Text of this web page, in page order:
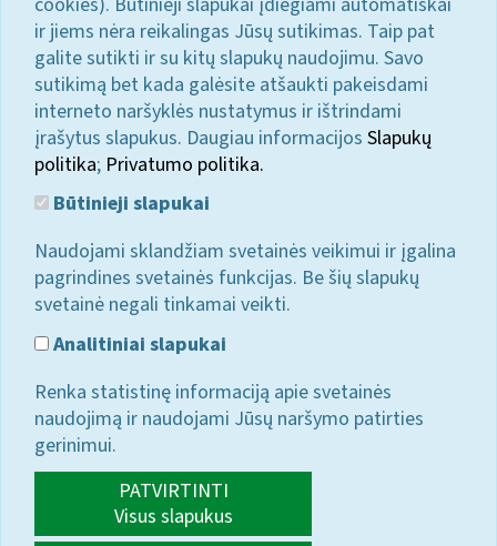
ir jiems nėra reikalingas Jūsų sutikimas. Taip pat
galite sutikti ir su kitų slapukų naudojimu. Savo
sutikimą bet kada galėsite atšaukti pakeisdami
interneto naršyklės nustatymus ir ištrindami
įrašytus slapukus. Daugiau informacijos Slapukų
politika; Privatumo politika.
Būtinieji slapukai
Naudojami sklandžiam svetainės veikimui ir įgalina
pagrindines svetainės funkcijas. Be šių slapukų
svetainė negali tinkamai veikti.
Analitiniai slapukai
Renka statistinę informaciją apie svetainės
naudojimą ir naudojami Jūsų naršymo patirties
gerinimui.
PATVIRTINTI
Visus slapukus